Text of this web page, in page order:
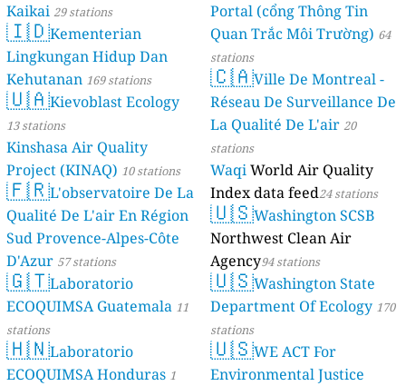
Kaikai 29 stations
🇮🇩Kementerian
Lingkungan Hidup Dan
Kehutanan 169 stations
🇺🇦Kievoblast Ecology
13 stations
Kinshasa Air Quality
Project (KINAQ) 10 stations
🇫🇷L'observatoire De La
Qualité De L'air En Région
Sud Provence-Alpes-Côte
D'Azur 57 stations
🇬🇹Laboratorio
ECOQUIMSA Guatemala 11
stations
🇭🇳Laboratorio
ECOQUIMSA Honduras 1
Portal (cổng Thông Tin
Quan Trắc Môi Trường) 64
stations
🇨🇦Ville De Montreal -
Réseau De Surveillance De
La Qualité De L'air 20
stations
WaqiWorld Air Quality
Index data feed24 stations
🇺🇸Washington SCSB
Northwest Clean Air
Agency94 stations
🇺🇸Washington State
Department Of Ecology 170
stations
🇺🇸WE ACT For
Environmental Justice